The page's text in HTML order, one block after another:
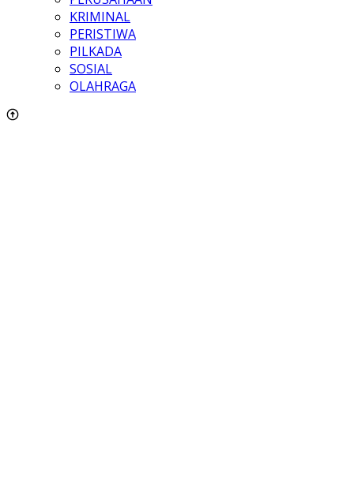
KRIMINAL
PERISTIWA
PILKADA
SOSIAL
OLAHRAGA